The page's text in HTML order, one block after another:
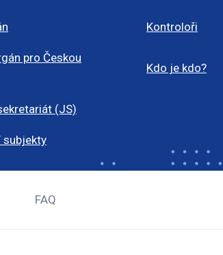
pro Českou
(JS)
subjekty
Kontroloři
Kdo je kdo?
FAQ